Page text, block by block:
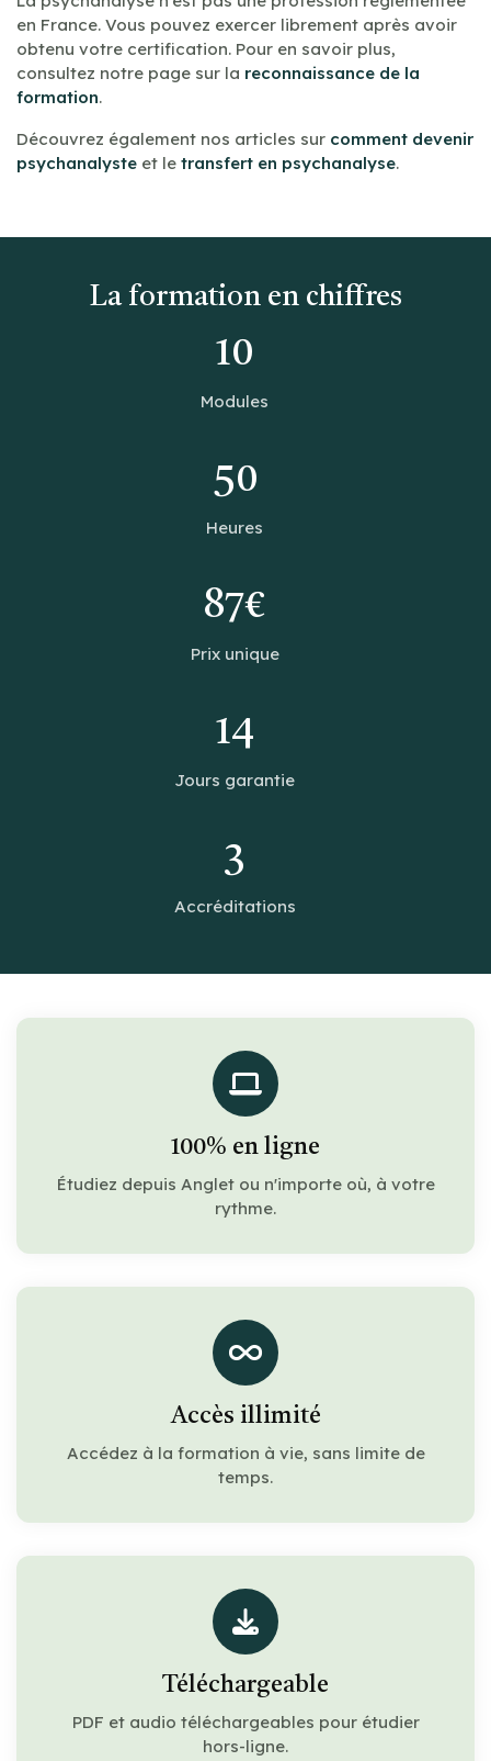
en France. Vous pouvez exercer librement après avoir
obtenu votre certification. Pour en savoir plus,
consultez notre page sur la reconnaissance de la
formation.
Découvrez également nos articles sur comment devenir
psychanalyste et le transfert en psychanalyse.
La formation en chiffres
10
Modules
50
Heures
87€
Prix unique
14
Jours garantie
3
Accréditations
100% en ligne
Étudiez depuis Anglet ou n'importe où, à votre
rythme.
Accès illimité
Accédez à la formation à vie, sans limite de
temps.
Téléchargeable
PDF et audio téléchargeables pour étudier
hors-ligne.